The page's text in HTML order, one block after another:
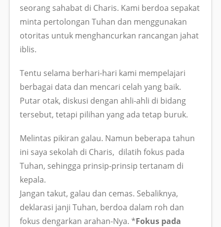
seorang sahabat di Charis. Kami berdoa sepakat
minta pertolongan Tuhan dan menggunakan
otoritas untuk menghancurkan rancangan jahat
iblis.
Tentu selama berhari-hari kami mempelajari
berbagai data dan mencari celah yang baik.
Putar otak, diskusi dengan ahli-ahli di bidang
tersebut, tetapi pilihan yang ada tetap buruk.
Melintas pikiran galau. Namun beberapa tahun
ini saya sekolah di Charis, dilatih fokus pada
Tuhan, sehingga prinsip-prinsip tertanam di
kepala.
Jangan takut, galau dan cemas. Sebaliknya,
deklarasi janji Tuhan, berdoa dalam roh dan
fokus dengarkan arahan-Nya. *Fokus pada